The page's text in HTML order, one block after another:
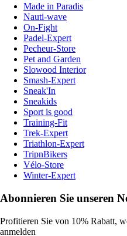
Made in Paradis
Nauti-wave
On-Fight
Padel-Expert
Pecheur-Store
Pet and Garden
Slowood Interior
Smash-Expert
Sneak'In
Sneakids
Sport is good
Training-Fit
Trek-Expert
Triathlon-Expert
TripnBikers
Vélo-Store
Winter-Expert
Abonnieren Sie unseren
Profitieren Sie von 10% Rabatt,
anmelden